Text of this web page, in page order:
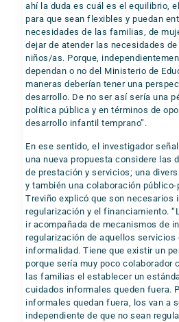
ahí la duda es cuál es el equilibrio,
para que sean flexibles y puedan
necesidades de las familias, de
dejar de atender las necesidades
niños/as. Porque,
dependan o no del Ministerio de
maneras deberían tener una
desarrollo. De no ser así sería una
política pública y en términos de
desarrollo infantil temprano”.
En ese sentido, el investigador
una nueva propuesta considere las
de prestación y servicios; una
y también una colaboración público-
Treviño explicó que son necesarios
regularización y el financiamiento.
ir acompañada de mecanismos de
regularización de aquellos servicios
informalidad. Tiene que existir un
porque sería muy poco colaborador
las familias el establecer un
cuidados informales queden fuera.
informales quedan fuera, los van a
independiente de que no sean